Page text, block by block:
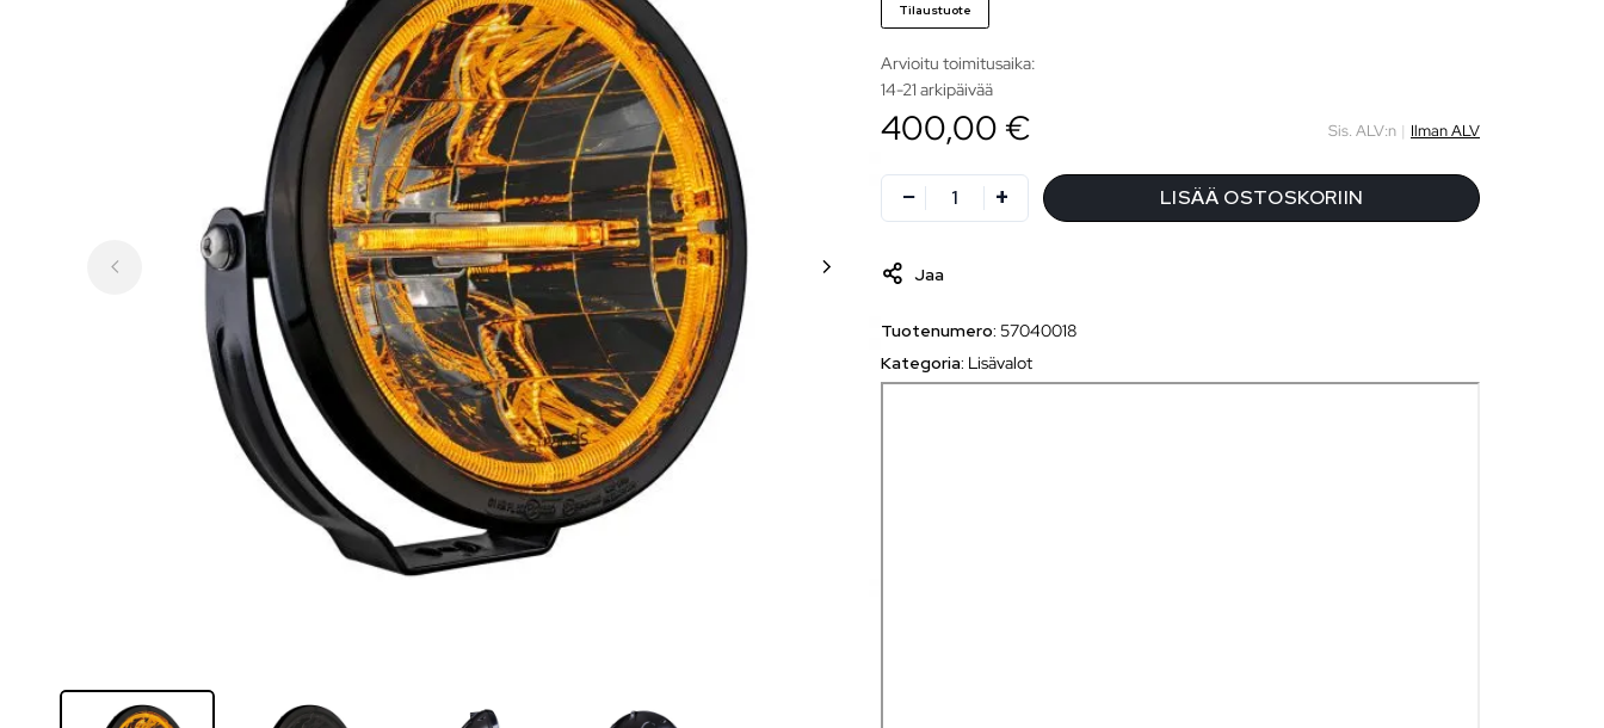
Tilaustuote
Arvioitu toimitusaika:
14-21 arkipäivää
400,00 € Sis. ALV:n | Ilman ALV
LISÄÄ OSTOSKORIIN
Jaa
Tuotenumero: 57040018
Kategoria: Lisävalot